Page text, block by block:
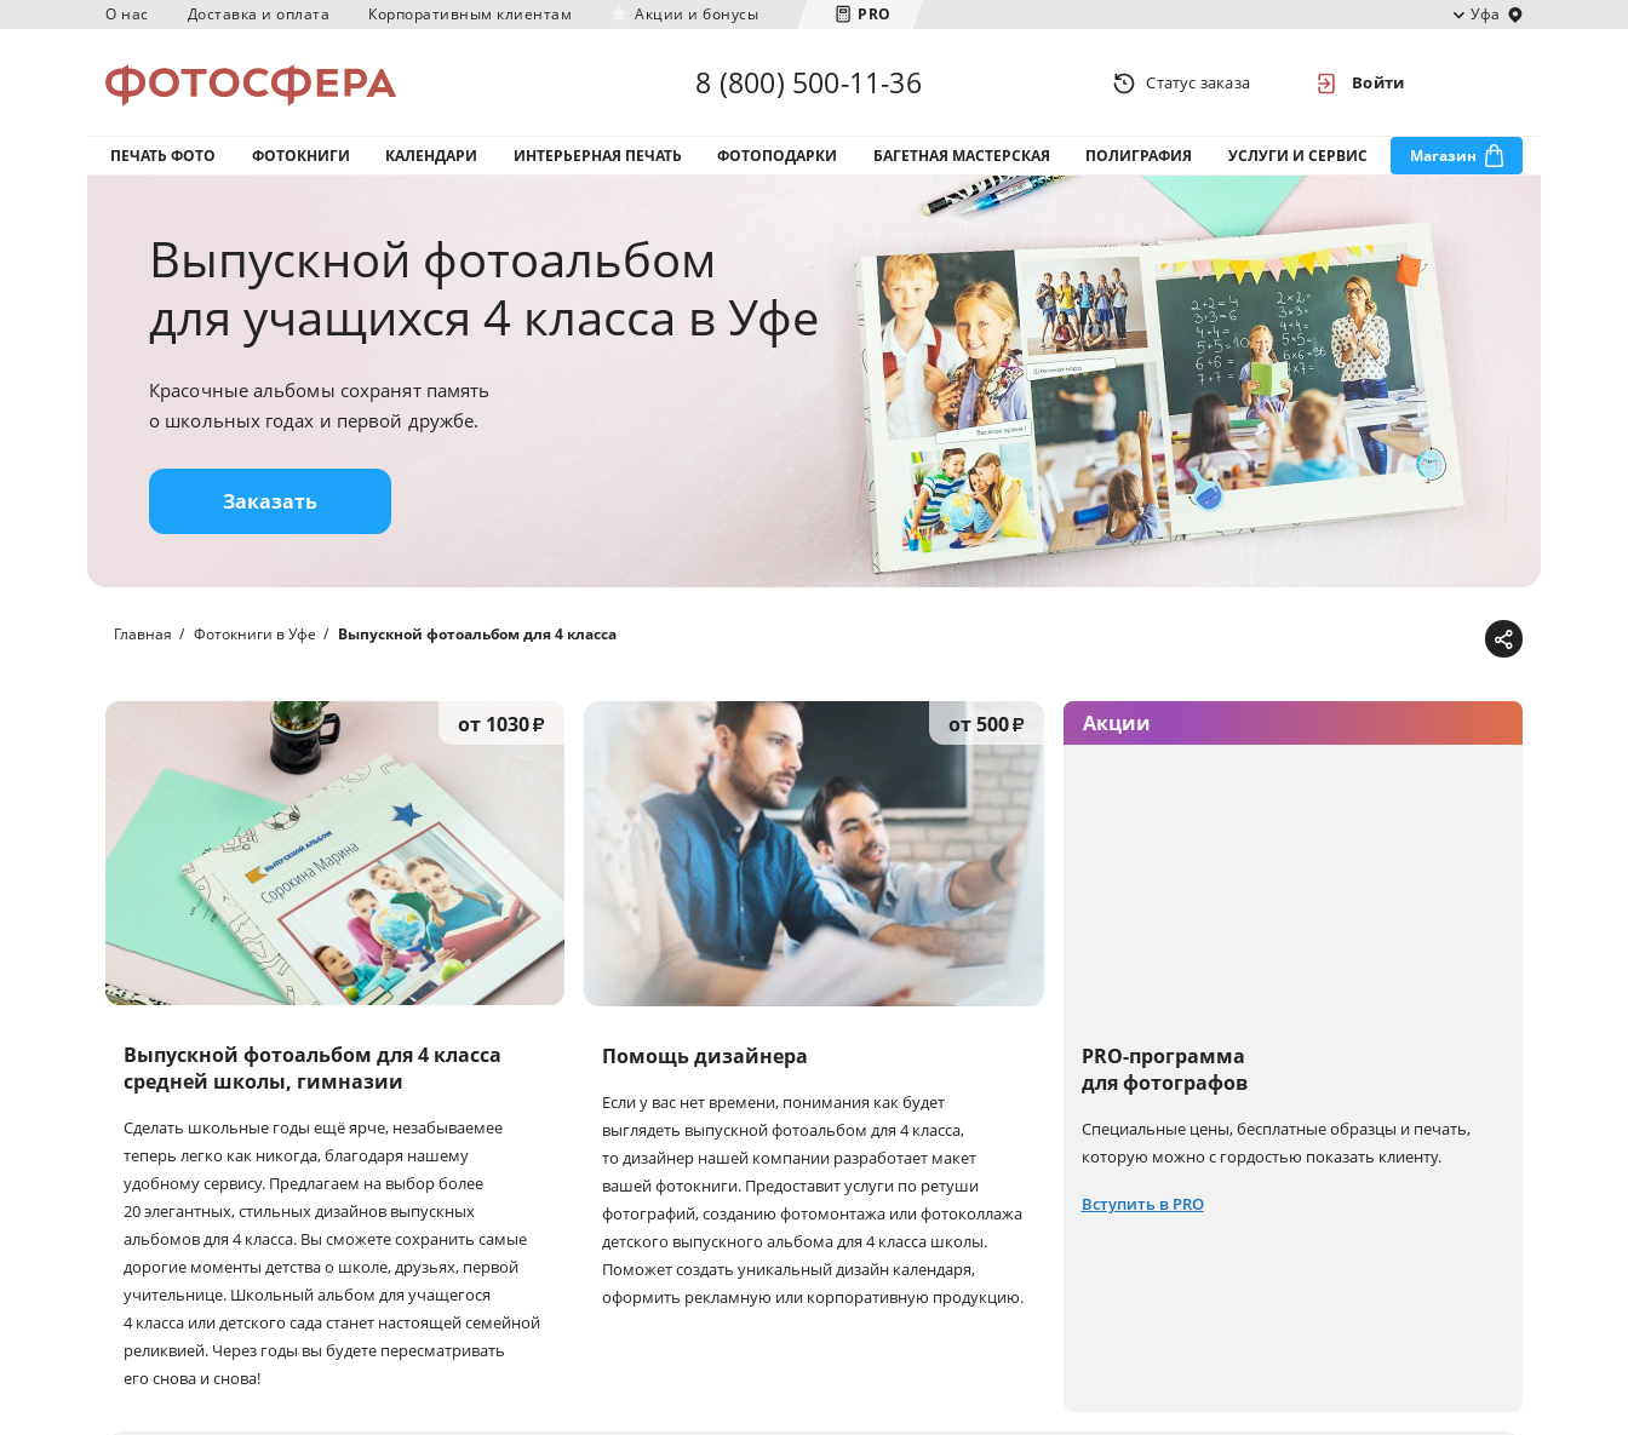
О нас Доставка и оплата Корпоративным клиентам Акции и бонусы PRO Уфа
Загрузка городов...
8 (800) 500-11-36 Статус заказа Войти
ПЕЧАТЬ ФОТО ФОТОКНИГИ КАЛЕНДАРИ ИНТЕРЬЕРНАЯ ПЕЧАТЬ ФОТОПОДАРКИ БАГЕТНАЯ МАСТЕРСКАЯ ПОЛИГРАФИЯ УСЛУГИ И СЕРВИС Магазин
Выпускной фотоальбом
для учащихся 4 класса в Уфе
Красочные альбомы сохранят память
о школьных годах и первой дружбе.
Заказать
Главная Фотокниги в Уфе Выпускной фотоальбом для 4 класса
от 1030₽
Выпускной фотоальбом для 4 класса
средней школы, гимназии
Сделать школьные годы ещё ярче, незабываемее
теперь легко как никогда, благодаря нашему
удобному сервису. Предлагаем на выбор более
20 элегантных, стильных дизайнов выпускных
альбомов для 4 класса. Вы сможете сохранить самые
дорогие моменты детства о школе, друзьях, первой
учительнице. Школьный альбом для учащегося
4 класса или детского сада станет настоящей семейной
реликвией. Через годы вы будете пересматривать
его снова и снова!
от 500₽
Помощь дизайнера
Если у вас нет времени, понимания как будет
выглядеть выпускной фотоальбом для 4 класса,
то дизайнер нашей компании разработает макет
вашей фотокниги. Предоставит услуги по ретуши
фотографий, созданию фотомонтажа или фотоколлажа
детского выпускного альбома для 4 класса школы.
Поможет создать уникальный дизайн календаря,
оформить рекламную или корпоративную продукцию.
PRO-программа
для фотографов
Специальные цены, бесплатные образцы и печать,
которую можно с гордостью показать клиенту.
Вступить в PRO
Акции